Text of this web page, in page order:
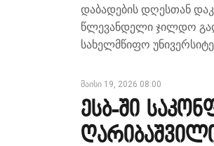
დაბადების დღესთან
წლევანდელი ჯილდო
სახელმწიფო
მაისი 19, 2026 08:00
ესბ-ში